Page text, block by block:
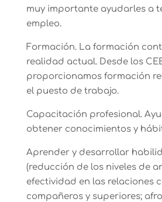
muy importante ayudarles a
empleo.
Formación. La formación
realidad actual. Desde los
proporcionamos formación
el puesto de trabajo.
Capacitación profesional.
obtener conocimientos y
Aprender y desarrollar
(reducción de los niveles de
efectividad en las relaciones
compañeros y superiores;